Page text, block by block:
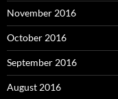
November 2016
October 2016
September 2016
August 2016